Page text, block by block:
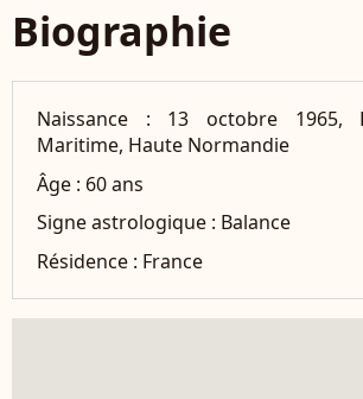
Biographie
Naissance : 13 octobre 1965,
Maritime, Haute Normandie
Âge : 60 ans
Signe astrologique : Balance
Résidence : France